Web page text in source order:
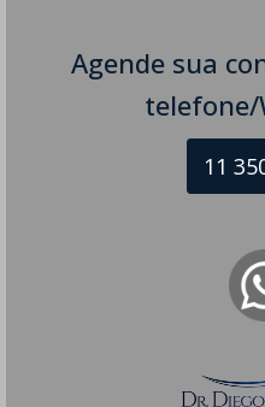
Agende sua
11
Tremor de Frio:
Condição
263 visualizações
Dormência nas
Cefaleia Pós-raqui -
O que Pode Causar